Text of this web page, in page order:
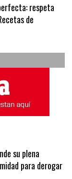
respeta
de
su plena
para derogar